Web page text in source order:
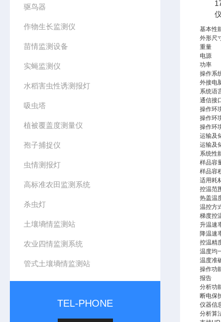
驱鸟器
作物生长监测仪
苗情监测设备
实蝇监测仪
水稻害虫性诱测报灯
吸虫塔
植被覆盖度测量仪
孢子捕捉仪
虫情测报灯
高标准农田监测系统
杀虫灯
土壤墒情监测站
农业四情监测系统
管式土壤墒情监测站
TEL-PHONE
17.7
仪
基本性
外形尺
重量
电源
功率
操作系
外接电
系统语
通信接
操作环
操作环
操作环
运输及
运输及
系统性
样品容
样品容
适用耗
控温范
热盖温
温控方
梯度控
升温速
降温速
控温精
温度均
温度准
操作功
报告
分析功
断电保
仪器信
分析算